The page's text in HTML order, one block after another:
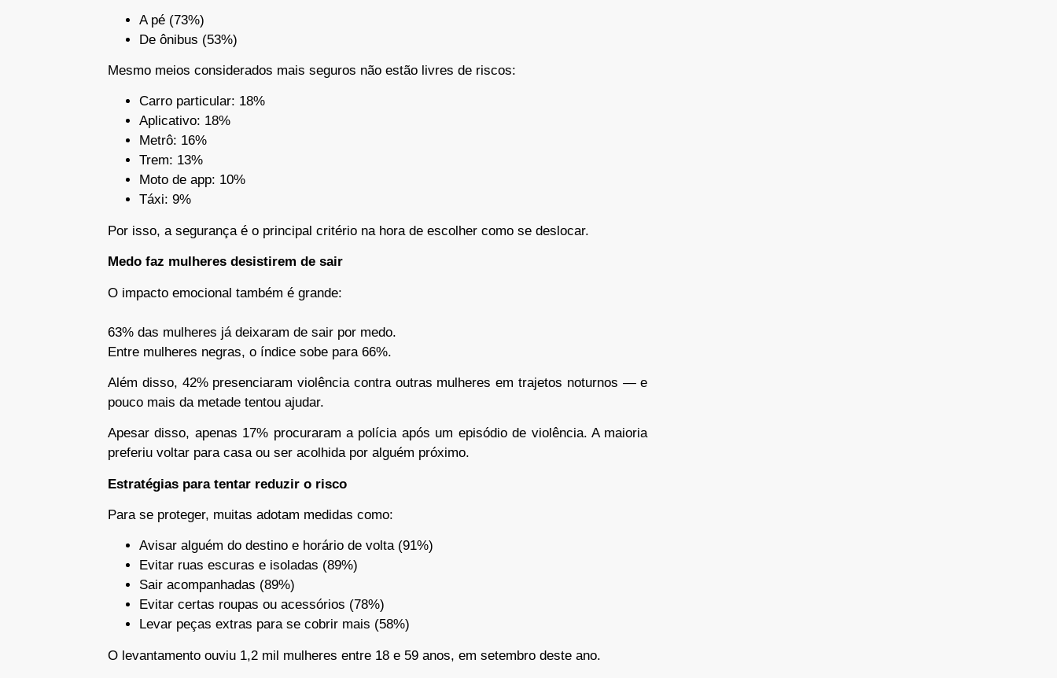
A pé (73%)
De ônibus (53%)
Mesmo meios considerados mais seguros não estão livres de riscos:
Carro particular: 18%
Aplicativo: 18%
Metrô: 16%
Trem: 13%
Moto de app: 10%
Táxi: 9%
Por isso, a segurança é o principal critério na hora de escolher como se deslocar.
Medo faz mulheres desistirem de sair
O impacto emocional também é grande:
63% das mulheres já deixaram de sair por medo.
Entre mulheres negras, o índice sobe para 66%.
Além disso, 42% presenciaram violência contra outras mulheres em trajetos noturnos — e
pouco mais da metade tentou ajudar.
Apesar disso, apenas 17% procuraram a polícia após um episódio de violência. A maioria
preferiu voltar para casa ou ser acolhida por alguém próximo.
Estratégias para tentar reduzir o risco
Para se proteger, muitas adotam medidas como:
Avisar alguém do destino e horário de volta (91%)
Evitar ruas escuras e isoladas (89%)
Sair acompanhadas (89%)
Evitar certas roupas ou acessórios (78%)
Levar peças extras para se cobrir mais (58%)
O levantamento ouviu 1,2 mil mulheres entre 18 e 59 anos, em setembro deste ano.